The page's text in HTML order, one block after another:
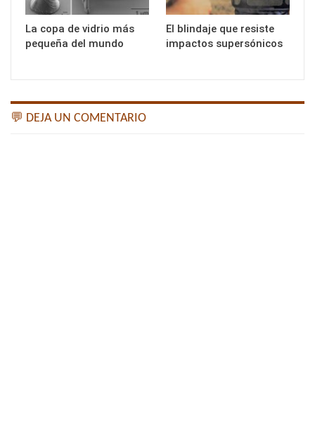
La copa de vidrio más
pequeña del mundo
El blindaje que resiste
impactos supersónicos
💬 DEJA UN COMENTARIO